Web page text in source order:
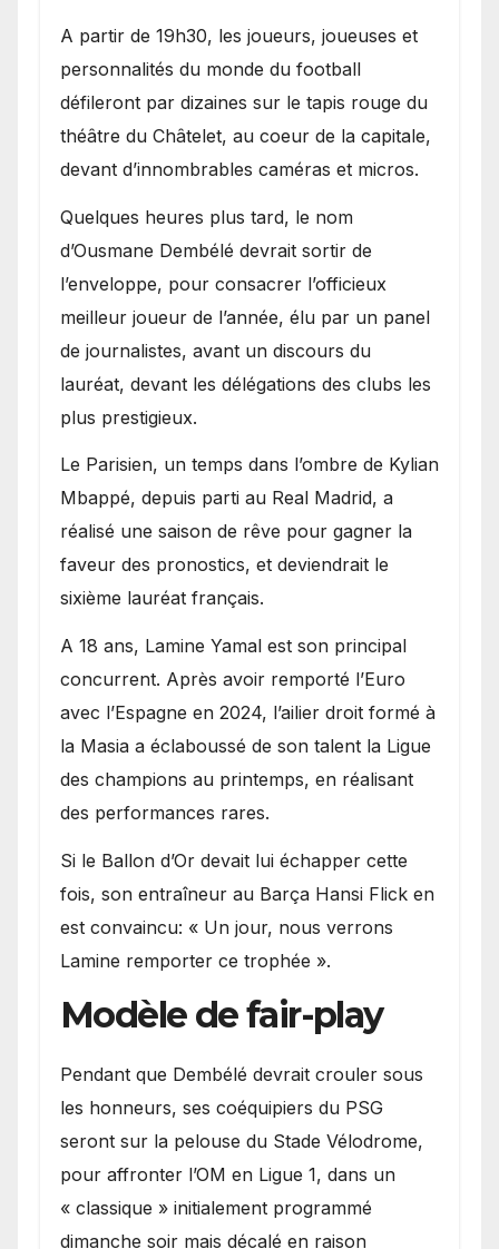
A partir de 19h30, les joueurs, joueuses et
personnalités du monde du football
défileront par dizaines sur le tapis rouge du
théâtre du Châtelet, au coeur de la capitale,
devant d’innombrables caméras et micros.
Quelques heures plus tard, le nom
d’Ousmane Dembélé devrait sortir de
l’enveloppe, pour consacrer l’officieux
meilleur joueur de l’année, élu par un panel
de journalistes, avant un discours du
lauréat, devant les délégations des clubs les
plus prestigieux.
Le Parisien, un temps dans l’ombre de Kylian
Mbappé, depuis parti au Real Madrid, a
réalisé une saison de rêve pour gagner la
faveur des pronostics, et deviendrait le
sixième lauréat français.
A 18 ans, Lamine Yamal est son principal
concurrent. Après avoir remporté l’Euro
avec l’Espagne en 2024, l’ailier droit formé à
la Masia a éclaboussé de son talent la Ligue
des champions au printemps, en réalisant
des performances rares.
Si le Ballon d’Or devait lui échapper cette
fois, son entraîneur au Barça Hansi Flick en
est convaincu: « Un jour, nous verrons
Lamine remporter ce trophée ».
Modèle de fair-play
Pendant que Dembélé devrait crouler sous
les honneurs, ses coéquipiers du PSG
seront sur la pelouse du Stade Vélodrome,
pour affronter l’OM en Ligue 1, dans un
« classique » initialement programmé
dimanche soir mais décalé en raison